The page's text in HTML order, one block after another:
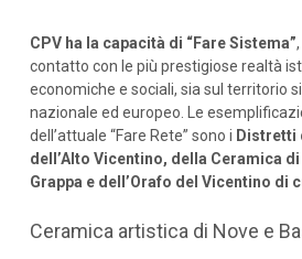
CPV ha la capacità di “Fare Sistema”
contatto con le più prestigiose realtà
economiche e sociali, sia sul territorio
nazionale ed europeo. Le
dell’attuale “Fare Rete” sono i Distretti
dell’Alto Vicentino, della Ceramica di
Grappa e dell’Orafo del Vicentino di
Ceramica artistica di Nove e